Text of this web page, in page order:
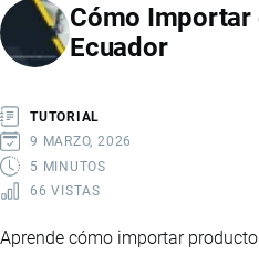
JUGUETES
SEXUALES
PARA
ADULTOS
A
Cómo Importar
Ecuador
TUTORIAL
9 MARZO, 2026
5 MINUTOS
66 VISTAS
Aprende cómo importar